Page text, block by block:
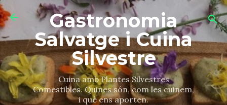
Salta al contingut principal
Gastronomia
Salvatge i Cuina
Silvestre
Cuina amb Plantes Silvestres
Comestibles. Quines són, com les cuinem,
i què ens aporten.